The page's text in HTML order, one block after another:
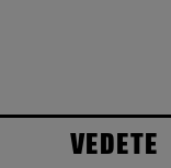
VEDETE